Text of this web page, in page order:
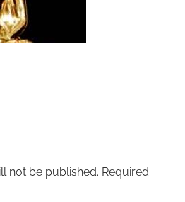
not be published. Required